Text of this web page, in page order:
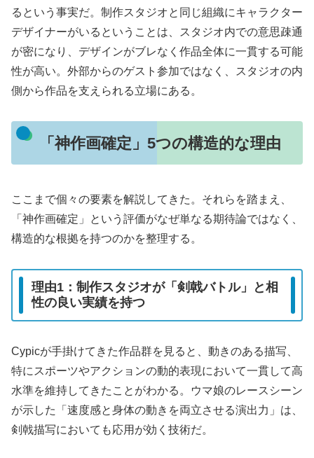
るという事実だ。制作スタジオと同じ組織にキャラクター
デザイナーがいるということは、スタジオ内での意思疎通
が密になり、デザインがブレなく作品全体に一貫する可能
性が高い。外部からのゲスト参加ではなく、スタジオの内
側から作品を支えられる立場にある。
「神作画確定」5つの構造的な理由
ここまで個々の要素を解説してきた。それらを踏まえ、
「神作画確定」という評価がなぜ単なる期待論ではなく、
構造的な根拠を持つのかを整理する。
理由1：制作スタジオが「剣戟バトル」と相
性の良い実績を持つ
Cypicが手掛けてきた作品群を見ると、動きのある描写、
特にスポーツやアクションの動的表現において一貫して高
水準を維持してきたことがわかる。ウマ娘のレースシーン
が示した「速度感と身体の動きを両立させる演出力」は、
剣戟描写においても応用が効く技術だ。